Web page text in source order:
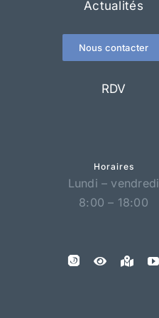
Actualités
Nous contacter
RDV
Horaires
Lundi – vendredi
8:00 – 18:00